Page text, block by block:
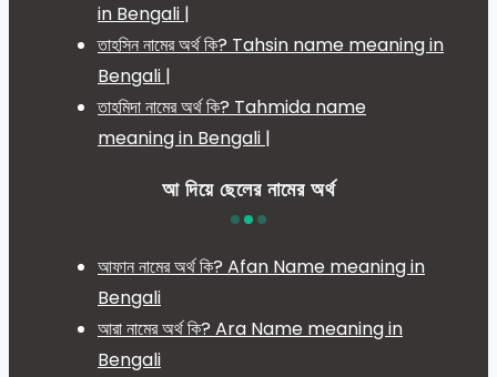
in Bengali |
তাহসিন নামের অর্থ কি? Tahsin name meaning in
Bengali |
তাহমিদা নামের অর্থ কি? Tahmida name
meaning in Bengali |
আ দিয়ে ছেলের নামের অর্থ
আফান নামের অর্থ কি? Afan Name meaning in
Bengali
আরা নামের অর্থ কি? Ara Name meaning in
Bengali